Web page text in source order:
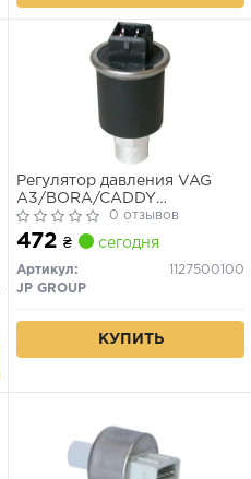
Регулятор давления VAG
A3/BORA/CADDY
III/CORRADO/GOLF III/GOLF
IV II/OCTAVIA/PASSAT
0 отзывов
472 ₴ сегодня
Артикул:
1127500100
JP GROUP
КУПИТЬ